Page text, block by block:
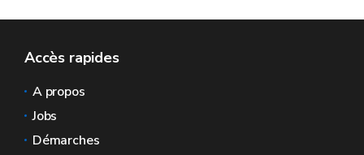
Accès rapides
A propos
Jobs
Démarches